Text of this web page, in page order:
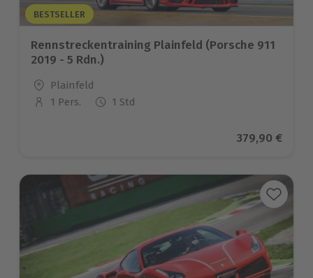
BESTSELLER
Rennstreckentraining Plainfeld (Porsche 911
2019 - 5 Rdn.)
Standort
Plainfeld
Anzahl der Teilnehmer
1 Pers. 1 Std
Aktueller
379,90 €